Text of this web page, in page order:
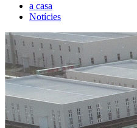
a casa
Notícies